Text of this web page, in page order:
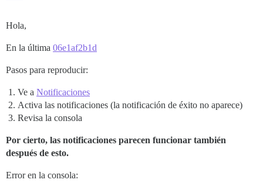
Hola,
En la última 06e1af2b1d
Pasos para reproducir:
Ve a Notificaciones
Activa las notificaciones (la notificación de éxito no aparece)
Revisa la consola
Por cierto, las notificaciones parecen funcionar también
después de esto.
Error en la consola: